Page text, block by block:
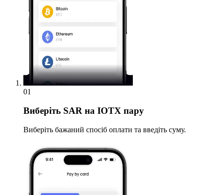
01
Виберіть SAR на IOTX пару
Виберіть бажаний спосіб оплати та введіть суму.